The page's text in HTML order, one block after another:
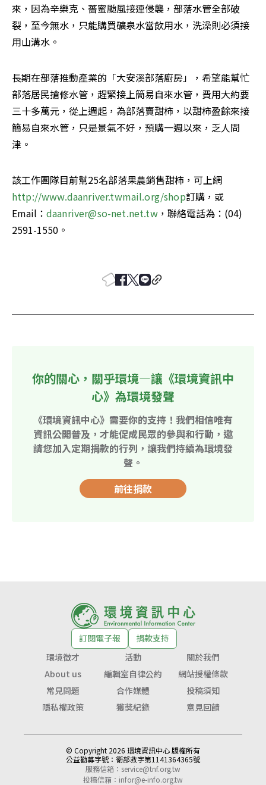
來，因為辛樂克、薔蜜颱風接連侵襲，部落水管全部破
裂，至今無水，只能購買礦泉水當飲用水，洗澡則必須接
用山溝水。
長期在部落推動產業的「大安溪部落廚房」，希望能幫忙
部落居民搶修水管，趕緊接上簡易自來水管，費用大約要
三十多萬元，從上週起，為部落賣甜柿，以甜柿盈餘來接
簡易自來水管，只是景氣不好，預購一週以來，乏人問
津。
該工作團隊目前幫25名部落果農銷售甜柿，可上網
http://www.daanriver.twmail.org/shop訂購，或
Email： daanriver@so-net.net.tw，聯絡電話為：(04)
2591-1550。
你的關心，關乎環境—讓《環境資訊中
心》為環境發聲
《環境資訊中心》需要你的支持！我們相信唯有
資訊公開普及，才能促成民眾的參與和行動，邀
請您加入定期捐款的行列，讓我們持續為環境發
聲。
前往捐款
訂閱電子報
捐款支持
環境徵才
活動
關於我們
About us
編輯室自律公約
網站授權條款
常見問題
合作媒體
投稿須知
隱私權政策
獲獎紀錄 意見回饋
© Copyright 2026 環境資訊中心 版權所有
公益勸募字號： 衛部救字第1141364365號
服務信箱： service@tnf.org.tw
投稿信箱： infor@e-info.org.tw